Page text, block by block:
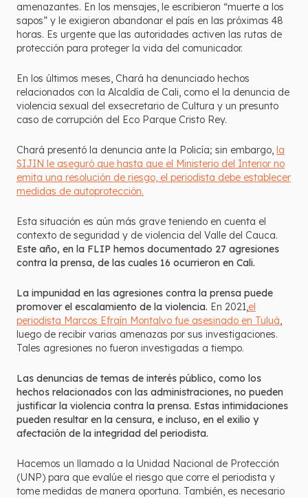
amenazantes. En los mensajes, le escribieron “muerte a los
sapos” y le exigieron abandonar el país en las próximas 48
horas. Es urgente que las autoridades activen las rutas de
protección para proteger la vida del comunicador.
En los últimos meses, Chará ha denunciado hechos
relacionados con la Alcaldía de Cali, como el la denuncia de
violencia sexual del exsecretario de Cultura y un presunto
caso de corrupción del Eco Parque Cristo Rey.
Chará presentó la denuncia ante la Policía; sin embargo, la
SIJIN le aseguró que hasta que el Ministerio del Interior no
emita una resolución de riesgo, el periodista debe establecer
medidas de autoprotección.
Esta situación es aún más grave teniendo en cuenta el
contexto de seguridad y de violencia del Valle del Cauca.
Este año, en la FLIP hemos documentado 27 agresiones
contra la prensa, de las cuales 16 ocurrieron en Cali.
La impunidad en las agresiones contra la prensa puede
promover el escalamiento de la violencia. En 2021,el
periodista Marcos Efraín Montalvo fue asesinado en Tuluá,
luego de recibir varias amenazas por sus investigaciones.
Tales agresiones no fueron investigadas a tiempo.
Las denuncias de temas de interés público, como los
hechos relacionados con las administraciones, no pueden
justificar la violencia contra la prensa. Estas intimidaciones
pueden resultar en la censura, e incluso, en el exilio y
afectación de la integridad del periodista.
Hacemos un llamado a la Unidad Nacional de Protección
(UNP) para que evalúe el riesgo que corre el periodista y
tome medidas de manera oportuna. También, es necesario